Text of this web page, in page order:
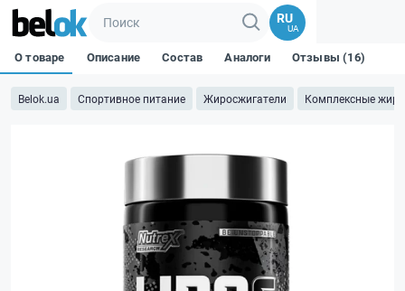
RU
UA
Belok.ua Спортивное питание Жиросжигатели Комплексные
О товаре Описание Состав Аналоги Отзывы (16)